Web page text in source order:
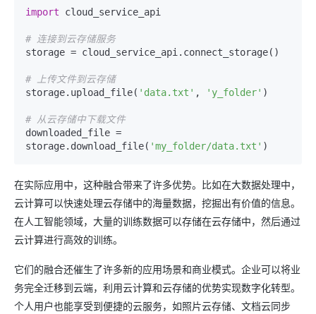
import cloud_service_api
# 连接到云存储服务
storage = cloud_service_api.connect_storage()
# 上传文件到云存储
storage.upload_file( 'data.txt' , 'y_folder' )
# 从云存储中下载文件
downloaded_file =
storage.download_file( 'my_folder/data.txt'
在实际应用中，这种融合带来了许多优势。比如在大数据处理中，
云计算可以快速处理云存储中的海量数据，挖掘出有价值的信息。
在人工智能领域，大量的训练数据可以存储在云存储中，然后通过
云计算进行高效的训练。
它们的融合还催生了许多新的应用场景和商业模式。企业可以将业
务完全迁移到云端，利用云计算和云存储的优势实现数字化转型。
个人用户也能享受到便捷的云服务，如照片云存储、文档云同步